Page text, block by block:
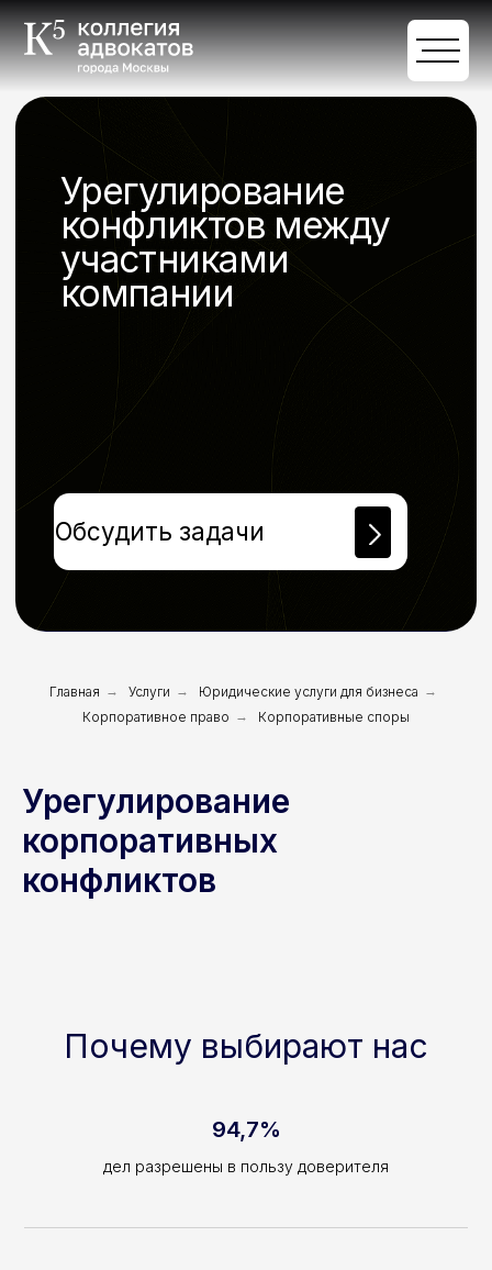
Урегулирование
конфликтов между
участниками
компании
Главная → Услуги → Юридические услуги для бизнеса →
Корпоративное право → Корпоративные споры
Урегулирование
корпоративных
конфликтов
Почему выбирают нас
94,7%
дел разрешены в пользу доверителя